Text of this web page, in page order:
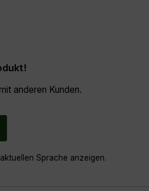
0 von 5 Sternen
anderen Kunden.
Sprache anzeigen.